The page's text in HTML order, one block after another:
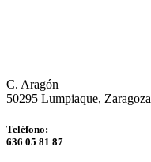
C. Aragón
50295 Lumpiaque, Zaragoza
Teléfono:
636 05 81 87